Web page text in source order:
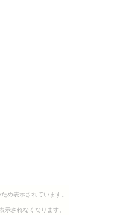
め表示されています。
示されなくなります。